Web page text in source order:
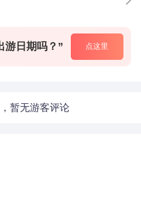
游日期吗？” 点这里
暂无游客评论